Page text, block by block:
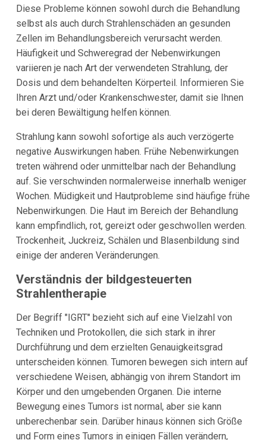
Diese Probleme können sowohl durch die Behandlung
selbst als auch durch Strahlenschäden an gesunden
Zellen im Behandlungsbereich verursacht werden.
Häufigkeit und Schweregrad der Nebenwirkungen
variieren je nach Art der verwendeten Strahlung, der
Dosis und dem behandelten Körperteil. Informieren Sie
Ihren Arzt und/oder Krankenschwester, damit sie Ihnen
bei deren Bewältigung helfen können.
Strahlung kann sowohl sofortige als auch verzögerte
negative Auswirkungen haben. Frühe Nebenwirkungen
treten während oder unmittelbar nach der Behandlung
auf. Sie verschwinden normalerweise innerhalb weniger
Wochen. Müdigkeit und Hautprobleme sind häufige frühe
Nebenwirkungen. Die Haut im Bereich der Behandlung
kann empfindlich, rot, gereizt oder geschwollen werden.
Trockenheit, Juckreiz, Schälen und Blasenbildung sind
einige der anderen Veränderungen.
Verständnis der bildgesteuerten
Strahlentherapie
Der Begriff "IGRT" bezieht sich auf eine Vielzahl von
Techniken und Protokollen, die sich stark in ihrer
Durchführung und dem erzielten Genauigkeitsgrad
unterscheiden können. Tumoren bewegen sich intern auf
verschiedene Weisen, abhängig von ihrem Standort im
Körper und den umgebenden Organen. Die interne
Bewegung eines Tumors ist normal, aber sie kann
unberechenbar sein. Darüber hinaus können sich Größe
und Form eines Tumors in einigen Fällen verändern,